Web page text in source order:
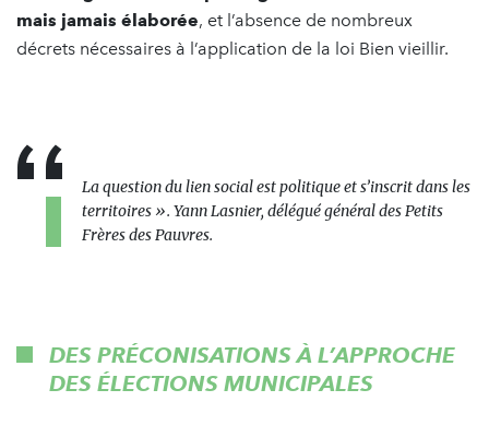
mais jamais élaborée, et l’absence de nombreux
décrets nécessaires à l’application de la loi Bien vieillir.
La question du lien social est politique et s’inscrit dans les
territoires ». Yann Lasnier, délégué général des Petits
Frères des Pauvres.
DES PRÉCONISATIONS À L’APPROCHE
DES ÉLECTIONS MUNICIPALES